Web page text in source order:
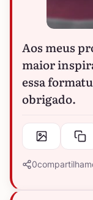
Aos meus
maior
essa
obrigado.
0